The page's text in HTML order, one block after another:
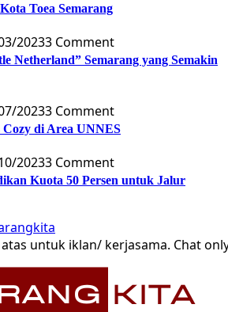
Toea Semarang
20233 Comment
Netherland” Semarang yang Semakin
20233 Comment
Cozy di Area UNNES
20233 Comment
Kuota 50 Persen untuk Jalur
untuk iklan/ kerjasama. Chat